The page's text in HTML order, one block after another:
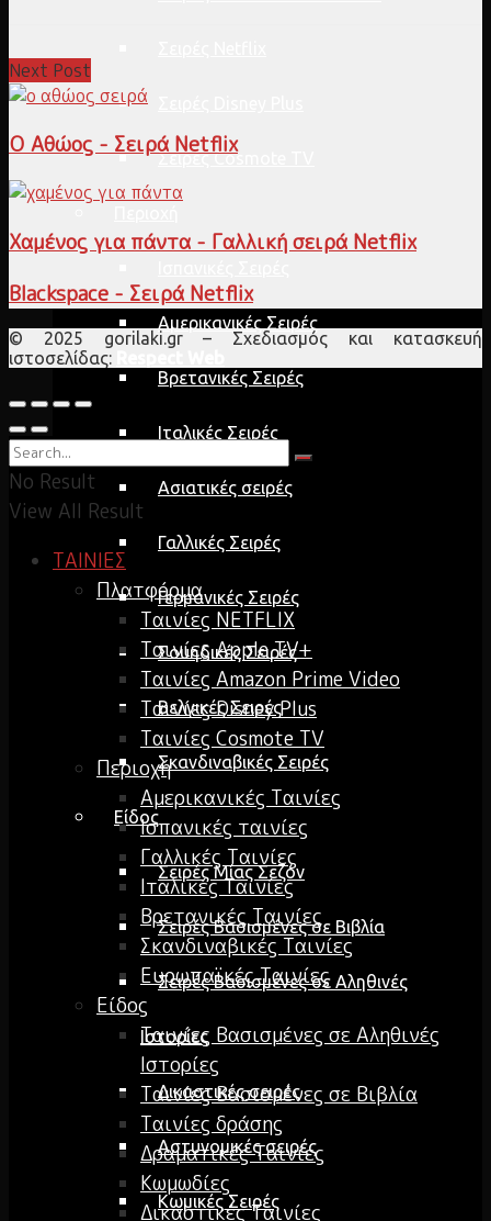
Σειρές Cosmote TV
Αμερικανικές Σειρές
Βρετανικές Σειρές
Ιταλικές Σειρές
Ασιατικές σειρές
Γαλλικές Σειρές
Γερμανικές Σειρές
Σουηδικές Σειρές
Βελγικές Σειρές
Σκανδιναβικές Σειρές
Είδος
Σειρές Μίας Σεζόν
Σειρές Βασισμένες σε Βιβλία
Σειρές Βασισμένες σε Αληθινές
Ιστορίες
Δικαστικές σειρές
Αστυνομικές σειρές
Κωμικές Σειρές
Next Post
Ο Αθώος - Σειρά Netflix
Χαμένος για πάντα - Γαλλική σειρά Netflix
Blackspace - Σειρά Netflix
© 2025 gorilaki.gr – Σχεδιασμός και κατασκευή
ιστοσελίδας:
No Result
View All Result
ΤΑΙΝΙΕΣ
Πλατφόρμα
Ταινίες NETFLIX
Ταινίες Apple TV+
Ταινίες Amazon Prime Video
Ταινίες Disney Plus
Ταινίες Cosmote TV
Περιοχή
Αμερικανικές Ταινίες
Ισπανικές ταινίες
Γαλλικές Ταινίες
Ιταλικές Ταινίες
Βρετανικές Ταινίες
Σκανδιναβικές Ταινίες
Ευρωπαϊκές Ταινίες
Είδος
Ταινίες Βασισμένες σε Αληθινές
Ιστορίες
Ταινίες Βασισμένες σε Βιβλία
Ταινίες δράσης
Δραματικές Ταινίες
Κωμωδίες
Δικαστικές Ταινίες